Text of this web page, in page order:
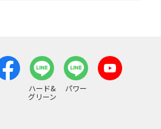
ハード&
グリーン
パワー